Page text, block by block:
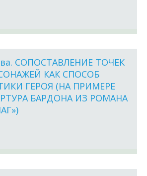
СОПОСТАВЛЕНИЕ ТОЧЕК
КАК СПОСОБ
ГЕРОЯ (НА ПРИМЕРЕ
БАРДОНА ИЗ РОМАНА